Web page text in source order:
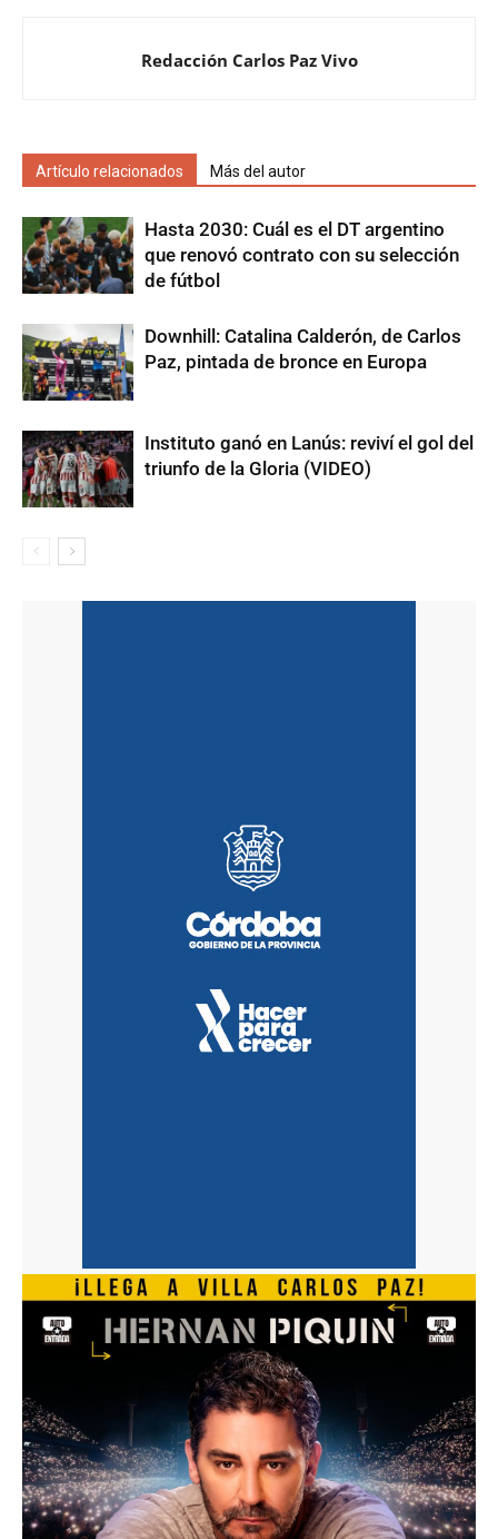
Redacción Carlos Paz Vivo
Artículo relacionados Más del autor
Hasta 2030: Cuál es el DT argentino
que renovó contrato con su selección
de fútbol
Downhill: Catalina Calderón, de Carlos
Paz, pintada de bronce en Europa
Instituto ganó en Lanús: reviví el gol del
triunfo de la Gloria (VIDEO)